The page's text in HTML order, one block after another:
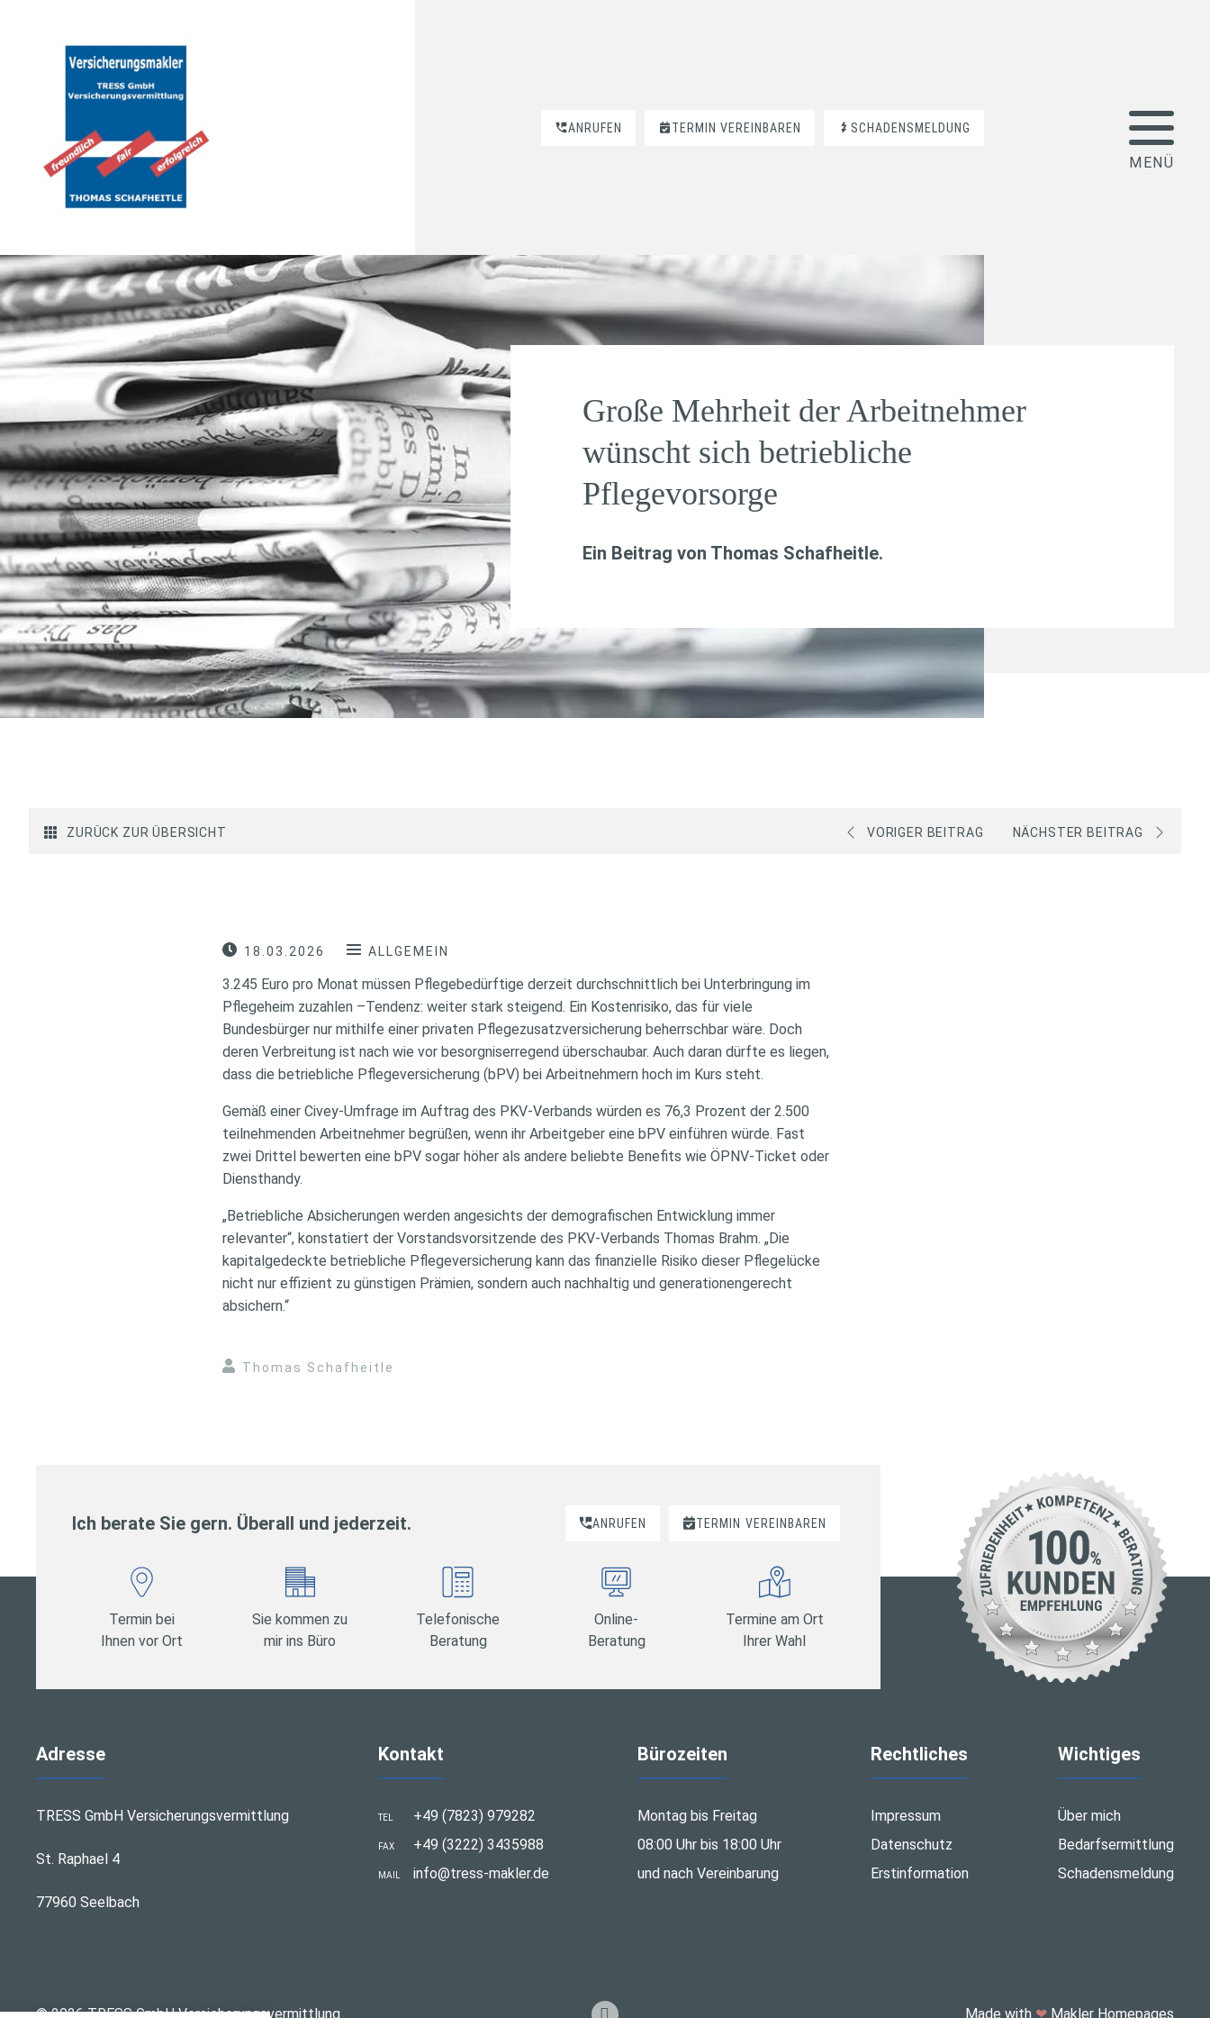
ANRUFEN TERMIN VEREINBAREN SCHADENSMELDUNG
Große Mehrheit der Arbeitnehmer
wünscht sich betriebliche
Pflegevorsorge
Ein Beitrag von Thomas Schafheitle.
ZURÜCK ZUR ÜBERSICHT VORIGER BEITRAG NÄCHSTER BEITRAG
18.03.2026 ALLGEMEIN
3.245 Euro pro Monat müssen Pflegebedürftige derzeit durchschnittlich bei Unterbringung im
Pflegeheim zuzahlen –Tendenz: weiter stark steigend. Ein Kostenrisiko, das für viele
Bundesbürger nur mithilfe einer privaten Pflegezusatzversicherung beherrschbar wäre. Doch
deren Verbreitung ist nach wie vor besorgniserregend überschaubar. Auch daran dürfte es liegen,
dass die betriebliche Pflegeversicherung (bPV) bei Arbeitnehmern hoch im Kurs steht.
Gemäß einer Civey-Umfrage im Auftrag des PKV-Verbands würden es 76,3 Prozent der 2.500
teilnehmenden Arbeitnehmer begrüßen, wenn ihr Arbeitgeber eine bPV einführen würde. Fast
zwei Drittel bewerten eine bPV sogar höher als andere beliebte Benefits wie ÖPNV-Ticket oder
Diensthandy.
„Betriebliche Absicherungen werden angesichts der demografischen Entwicklung immer
relevanter“, konstatiert der Vorstandsvorsitzende des PKV-Verbands Thomas Brahm. „Die
kapitalgedeckte betriebliche Pflegeversicherung kann das finanzielle Risiko dieser Pflegelücke
nicht nur effizient zu günstigen Prämien, sondern auch nachhaltig und generationengerecht
absichern.“
Thomas Schafheitle
Ich berate Sie gern. Überall und jederzeit. ANRUFEN TERMIN VEREINBAREN
Termin bei
Ihnen vor Ort
Sie kommen zu
mir ins Büro
Telefonische
Beratung
Online-
Beratung
Termine am Ort
Ihrer Wahl
Adresse
TRESS GmbH Versicherungsvermittlung
St. Raphael 4
77960 Seelbach
Kontakt
TEL +49 (7823) 979282
FAX +49 (3222) 3435988
MAIL info@tress-makler.de
Bürozeiten
Montag bis Freitag
08:00 Uhr bis 18:00 Uhr
und nach Vereinbarung
Rechtliches
Impressum
Datenschutz
Erstinformation
Wichtiges
Über mich
Bedarfsermittlung
Schadensmeldung
© 2026 TRESS GmbH Versicherungsvermittlung Made with ❤Makler Homepages